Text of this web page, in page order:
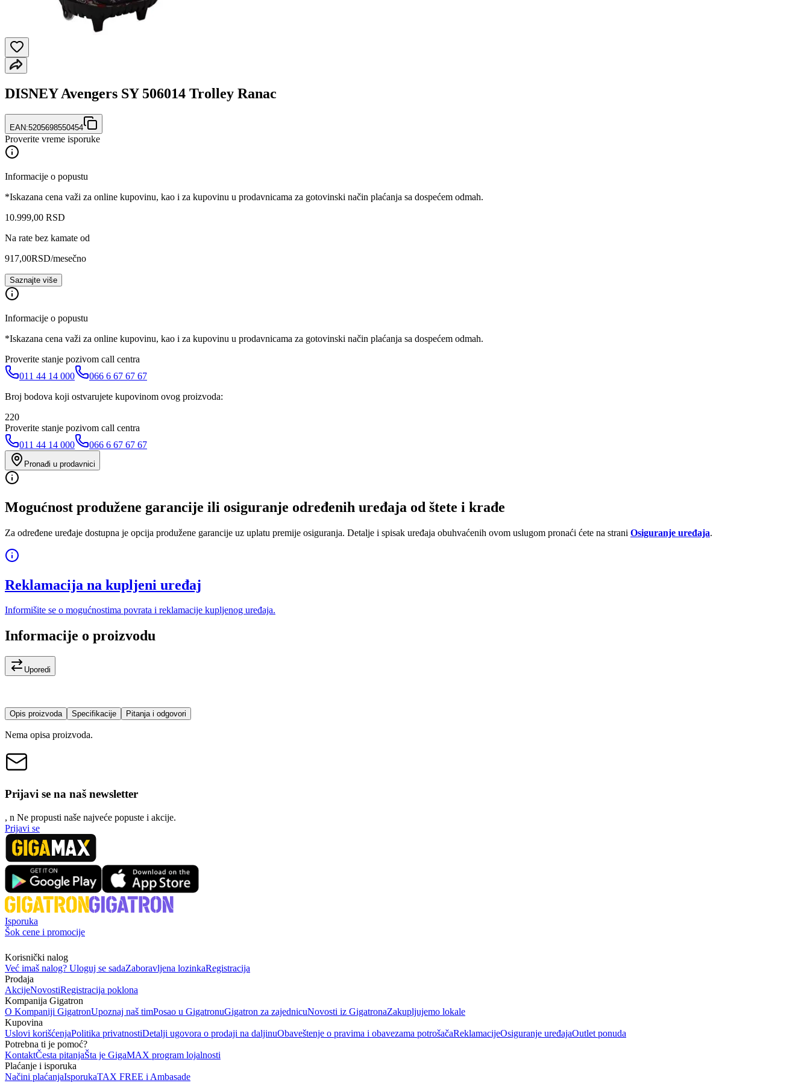
DISNEY Avengers SY 506014 Trolley Ranac
EAN:5205698550454
Proverite vreme isporuke
Informacije o popustu
*Iskazana cena važi za online kupovinu, kao i za kupovinu u prodavnicama za gotovinski način plaćanja sa dospećem odmah.
10.999,00 RSD
Na rate bez kamate od
917,00RSD/mesečno
Saznajte više
Informacije o popustu
*Iskazana cena važi za online kupovinu, kao i za kupovinu u prodavnicama za gotovinski način plaćanja sa dospećem odmah.
Proverite stanje pozivom call centra
011 44 14 000
066 6 67 67 67
Broj bodova koji ostvarujete kupovinom ovog proizvoda:
220
Proverite stanje pozivom call centra
011 44 14 000
066 6 67 67 67
Pronađi u prodavnici
Mogućnost produžene garancije ili osiguranje određenih uređaja od štete i krađe
Za određene uređaje dostupna je opcija produžene garancije uz uplatu premije osiguranja. Detalje i spisak uređaja obuhvaćenih ovom uslugom pronaći ćete na strani Osiguranje uređaja.
Reklamacija na kupljeni uređaj
Informišite se o mogućnostima povrata i reklamacije kupljenog uređaja.
Informacije o proizvodu
Uporedi
Opis proizvoda Specifikacije Pitanja i odgovori
Nema opisa proizvoda.
Prijavi se na naš newsletter
, n Ne propusti naše najveće popuste i akcije.
Prijavi se
Isporuka
Šok cene i promocije
Korisnički nalog
Već imaš nalog? Uloguj se sadaZaboravljena lozinkaRegistracija
Prodaja
AkcijeNovostiRegistracija poklona
Kompanija Gigatron
O Kompaniji GigatronUpoznaj naš timPosao u GigatronuGigatron za zajednicuNovosti iz GigatronaZakupljujemo lokale
Kupovina
Uslovi korišćenjaPolitika privatnostiDetalji ugovora o prodaji na daljinuObaveštenje o pravima i obavezama potrošačaReklamacijeOsiguranje uređajaOutlet ponuda
Potrebna ti je pomoć?
KontaktČesta pitanjaŠta je GigaMAX program lojalnosti
Plaćanje i isporuka
Načini plaćanjaIsporukaTAX FREE i Ambasade